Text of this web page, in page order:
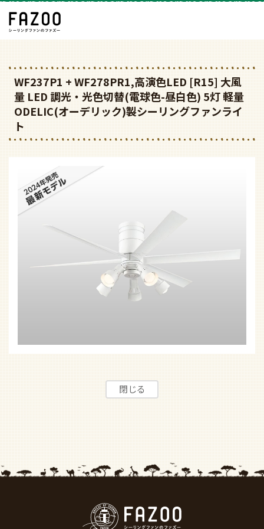
WF237P1 + WF278PR1,高演色LED [R15] 大風
量 LED 調光・光色切替(電球色-昼白色) 5灯 軽量
ODELIC(オーデリック)製シーリングファンライ
ト